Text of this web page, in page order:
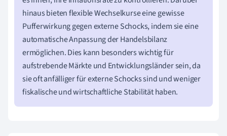
hinaus bieten flexible Wechselkurse eine gewisse
Pufferwirkung gegen externe Schocks, indem sie eine
automatische Anpassung der Handelsbilanz
ermöglichen. Dies kann besonders wichtig für
aufstrebende Märkte und Entwicklungsländer sein, da
sie oft anfälliger für externe Schocks sind und weniger
fiskalische und wirtschaftliche Stabilität haben.